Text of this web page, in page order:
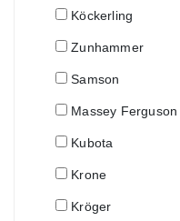
Köckerling
Zunhammer
Samson
Massey Ferguson
Kubota
Krone
Kröger